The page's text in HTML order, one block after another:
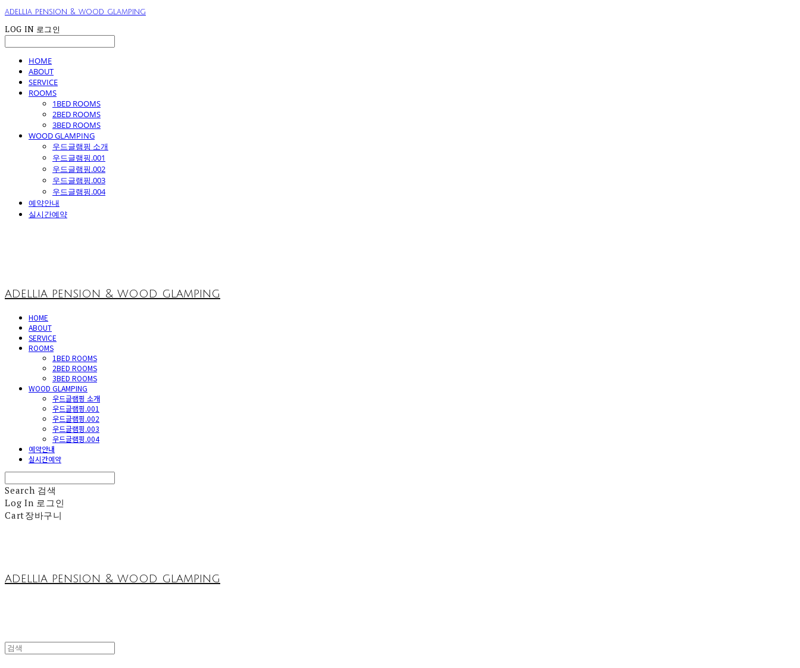
adellia pension & wood glamping
LOG IN 로그인
HOME
ABOUT
SERVICE
ROOMS
1BED ROOMS
2BED ROOMS
3BED ROOMS
WOOD GLAMPING
우드글램핑 소개
우드글램핑.001
우드글램핑.002
우드글램핑.003
우드글램핑.004
예약안내
실시간예약
adellia pension & wood glamping
HOME
ABOUT
SERVICE
ROOMS
1BED ROOMS
2BED ROOMS
3BED ROOMS
WOOD GLAMPING
우드글램핑 소개
우드글램핑.001
우드글램핑.002
우드글램핑.003
우드글램핑.004
예약안내
실시간예약
Search 검색
Log In 로그인
Cart장바구니
adellia pension & wood glamping